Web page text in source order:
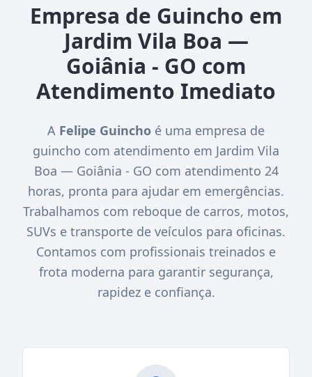
Empresa de Guincho em
Jardim Vila Boa —
Goiânia - GO com
Atendimento Imediato
A Felipe Guincho é uma empresa de
guincho com atendimento em Jardim Vila
Boa — Goiânia - GO com atendimento 24
horas, pronta para ajudar em emergências.
Trabalhamos com reboque de carros, motos,
SUVs e transporte de veículos para oficinas.
Contamos com profissionais treinados e
frota moderna para garantir segurança,
rapidez e confiança.